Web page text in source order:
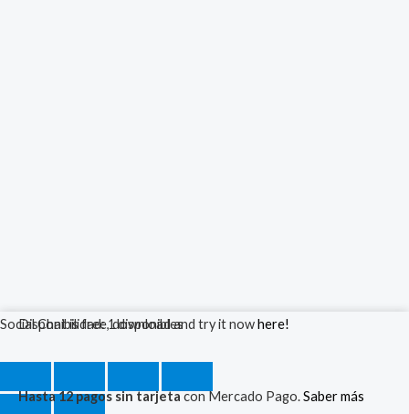
Disponibilidad:1 disponibles
Hasta 12 pagos sin tarjetacon Mercado Pago.Saber más
Mouse
NGM-
Social Chat is free, download and try it nowhere!